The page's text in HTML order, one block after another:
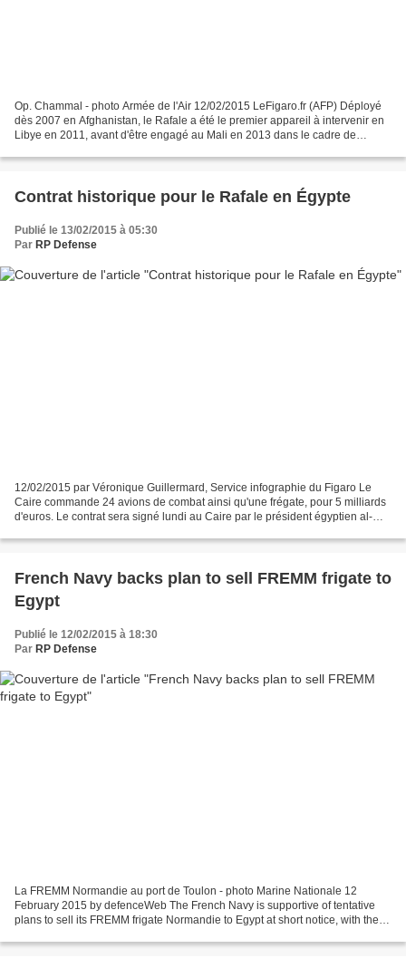
Op. Chammal - photo Armée de l'Air 12/02/2015 LeFigaro.fr (AFP) Déployé
dès 2007 en Afghanistan, le Rafale a été le premier appareil à intervenir en
Libye en 2011, avant d'être engagé au Mali en 2013 dans le cadre de
Contrat historique pour le Rafale en Égypte
Publié le 13/02/2015 à 05:30
Par RP Defense
12/02/2015 par Véronique Guillermard, Service infographie du Figaro Le
Caire commande 24 avions de combat ainsi qu'une frégate, pour 5 milliards
d'euros. Le contrat sera signé lundi au Caire par le président égyptien al-
French Navy backs plan to sell FREMM frigate to
Egypt
Publié le 12/02/2015 à 18:30
Par RP Defense
La FREMM Normandie au port de Toulon - photo Marine Nationale 12
February 2015 by defenceWeb The French Navy is supportive of tentative
plans to sell its FREMM frigate Normandie to Egypt at short notice, with the